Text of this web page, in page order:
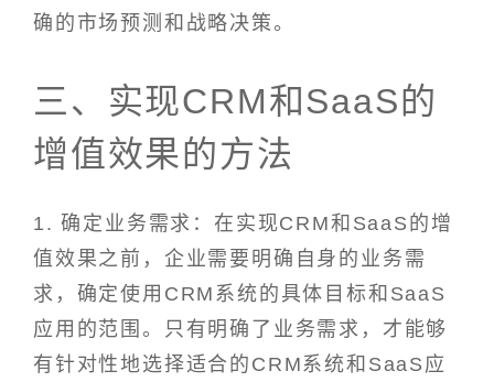
确的市场预测和战略决策。
三、实现CRM和SaaS的
增值效果的方法
1. 确定业务需求：在实现CRM和SaaS的增
值效果之前，企业需要明确自身的业务需
求，确定使用CRM系统的具体目标和SaaS
应用的范围。只有明确了业务需求，才能够
有针对性地选择适合的CRM系统和SaaS应